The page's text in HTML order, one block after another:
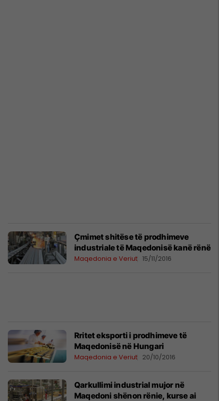
Çmimet shitëse të prodhimeve
industriale të Maqedonisë kanë rënë
Maqedonia e Veriut 15/11/2016
Rritet eksporti i prodhimeve të
Maqedonisë në Hungari
Maqedonia e Veriut 20/10/2016
Qarkullimi industrial mujor në
Maqedoni shënon rënie, kurse ai